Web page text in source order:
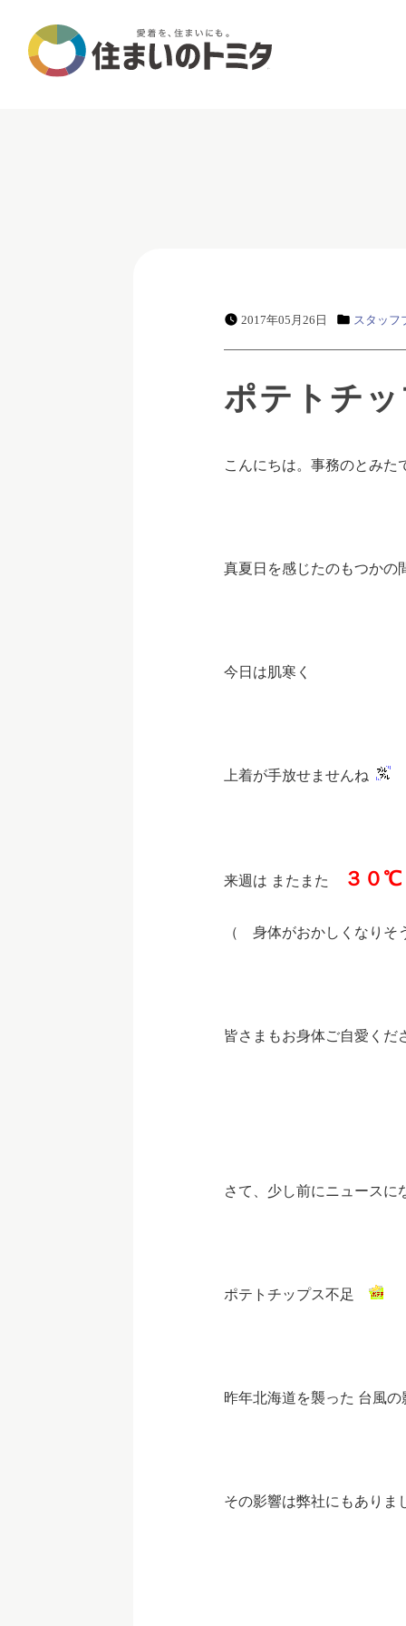
2017年05月26日 スタッフ
ポテトチッ
こんにちは。事務のとみ
真夏日を感じたのもつかの
今日は肌寒く
上着が手放せませんね
来週は またまた ３０℃
（ 身体がおかしくなりそ
皆さまもお身体ご自愛く
さて、少し前にニュースに
ポテトチップス不足
昨年北海道を襲った 台風の
その影響は弊社にもありま